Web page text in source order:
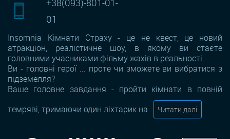
+38(093)-801-01-
01
Insomnia Кімнати Страху - це не квест, це новий
атракціон, реалістичне шоу, в якому ви стаєте
головними учасниками фільму жахів в реальності.
Ви - головні герої ... проте чи зможете ви вибратися з
підземелля?
Ваше головне завдання - пройти кімнати в повній
темряві, тримаючи один ліхтарик на
Читати далі